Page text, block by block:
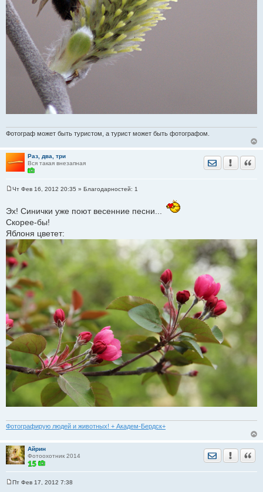
Фотограф может быть туристом, а турист может быть фотографом.
Раз, два, три
Вся такая внезапная
Отправить
б
щ
е
н
и
е
Чт Фев 16, 2012 20:35 » Благодарностей: 1
Эх! Синички уже поют весенние песни...
Скорее-бы!
Яблоня цветет:
Фотографирую людей и животных! + Академ-Бердск+
Айрин
Фотоохотник 2014
Отправить
Пт Фев 17, 2012 7:38